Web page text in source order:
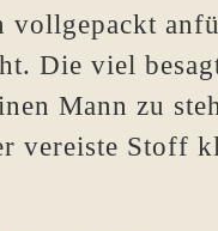
Die viel
Mann zu
Stoff